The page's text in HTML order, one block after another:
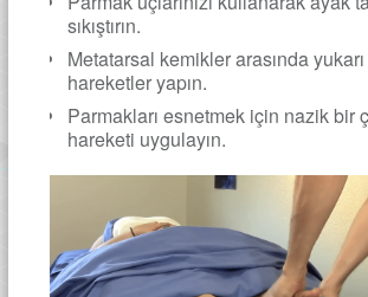
sıkıştırın.
Metatarsal kemikler arasında
hareketler yapın.
Parmakları esnetmek için nazik bir
hareketi uygulayın.